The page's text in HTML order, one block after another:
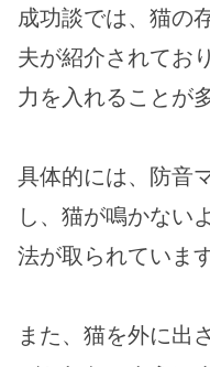
成功談では、猫の
夫が紹介されてお
力を入れることが
具体的には、防音
し、猫が鳴かない
法が取られています
また、猫を外に出